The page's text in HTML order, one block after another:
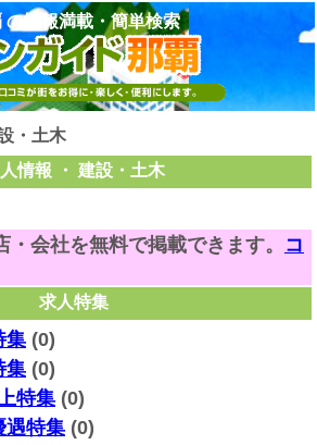
の情報満載・簡単検索
・土木
情報 ・ 建設・土木
会社を無料で掲載できます。 コ
求人特集
集 (0)
集 (0)
特集 (0)
遇特集 (0)